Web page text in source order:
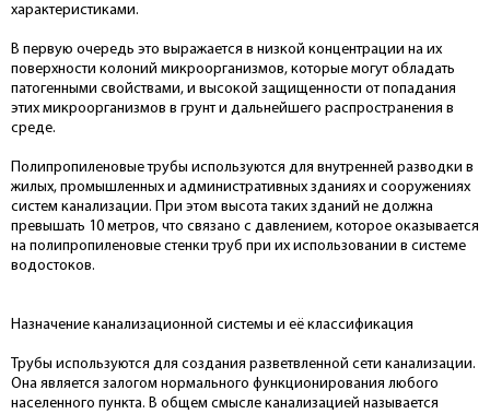
характеристиками.
В первую очередь это выражается в низкой концентрации на их
поверхности колоний микроорганизмов, которые могут обладать
патогенными свойствами, и высокой защищенности от попадания
этих микроорганизмов в грунт и дальнейшего распространения в
среде.
Полипропиленовые трубы используются для внутренней разводки в
жилых, промышленных и административных зданиях и сооружениях
систем канализации. При этом высота таких зданий не должна
превышать 10 метров, что связано с давлением, которое оказывается
на полипропиленовые стенки труб при их использовании в системе
водостоков.
Назначение канализационной системы и её классификация
Трубы используются для создания разветвленной сети канализации.
Она является залогом нормального функционирования любого
населенного пункта. В общем смысле канализацией называется